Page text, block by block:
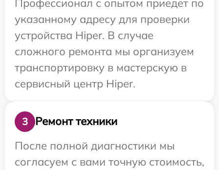
Профессионал с опытом приедет по
указанному адресу для проверки
устройства Hiper. В случае
сложного ремонта мы организуем
транспортировку в мастерскую в
сервисный центр Hiper.
3
Ремонт техники
После полной диагностики мы
согласуем с вами точную стоимость,